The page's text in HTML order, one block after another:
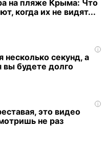
на пляже Крыма: Что
когда их не видят...
i
несколько секунд, а
вы будете долго
i
это видео
не раз